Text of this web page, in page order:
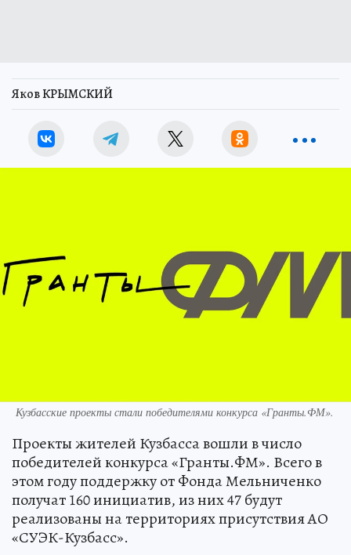
Яков КРЫМСКИЙ
Кузбасские проекты стали победителями конкурса «Гранты.ФМ».
Проекты жителей Кузбасса вошли в число
победителей конкурса «Гранты.ФМ». Всего в
этом году поддержку от Фонда Мельниченко
получат 160 инициатив, из них 47 будут
реализованы на территориях присутствия АО
«СУЭК-Кузбасс».